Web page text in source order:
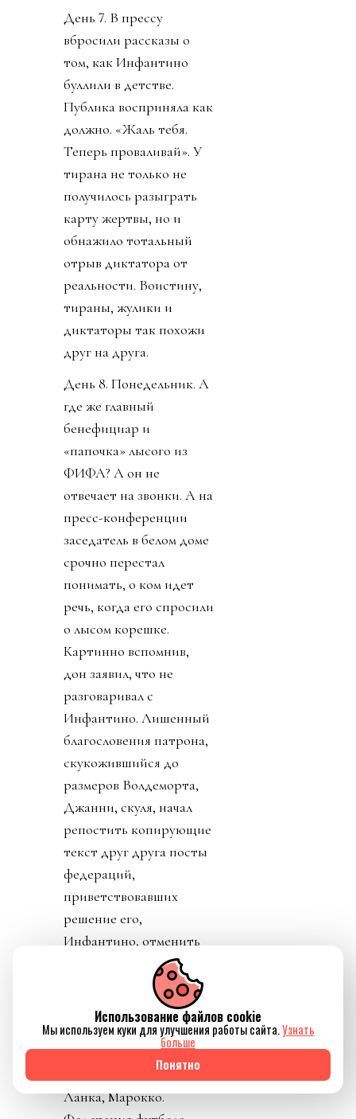
матчей, команд,
турниров. И почему рвет
глотку, жилы и
отверстия в своем теле
Инфантино.
Конфедерации же
начали объединяться
против заговора
президента ФИФА.
День 6. В субботу было
заявил о своей
всему свету, и лично
регулярно летал делать
«ку» правителям Катара.
УЕФА пригрозило
уголовным
разбирательством и
потребовала сохранять
все вещественные улики
и информацию о
заговоре.
вбросили рассказы о
Публика восприняла как
должно. «Жаль тебя.
Теперь проваливай». У
тирана не только не
получилось разыграть
отрыв диктатора от
диктаторы так похожи
День 8. Понедельник. А
где же главный
бенефициар и
ФИФА? А он не
отвечает на звонки. А на
Использование файлов cookie
Мы используем куки для улучшения работы сайта.Узнать
больше
Понятно